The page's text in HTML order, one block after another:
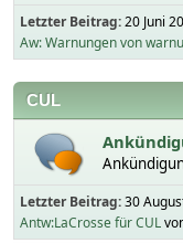
Letzter Beitrag:20 Juni
Aw: Warnungen von
CUL
Letzter Beitrag:30
Antw:LaCrosse für CUL